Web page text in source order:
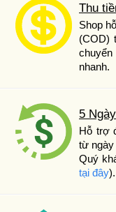
Thu
Shop
(COD)
nhanh.
5
Hỗ trợ
từ ngày
Quý
tại đây).